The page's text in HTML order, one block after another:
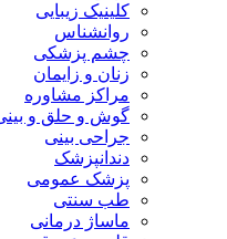
کلینیک زیبایی
روانشناس
چشم پزشکی
زنان و زایمان
مراکز مشاوره
گوش و حلق و بینی
جراحی بینی
دندانپزشک
پزشک عمومی
طب سنتی
ماساژ درمانی